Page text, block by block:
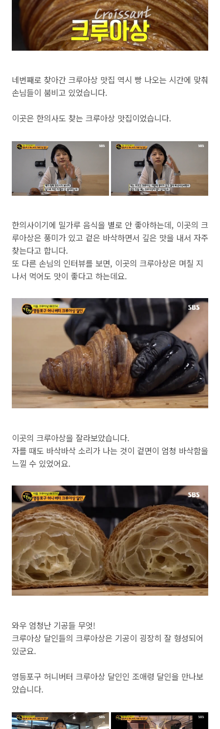
네번째로 찾아간 크루아상 맛집 역시 빵 나오는 시간에 맞춰
손님들이 붐비고 있었습니다.
이곳은 한의사도 찾는 크루아상 맛집이었습니다.
한의사이기에 밀가루 음식을 별로 안 좋아하는데, 이곳의 크
루아상은 풍미가 있고 겉은 바삭하면서 깊은 맛을 내서 자주
찾는다고 합니다.
또 다른 손님의 인터뷰를 보면, 이곳의 크루아상은 며칠 지
나서 먹어도 맛이 좋다고 하는데요.
이곳의 크루아상을 잘라보았습니다.
자를 때도 바삭바삭 소리가 나는 것이 겉면이 엄청 바삭함을
느낄 수 있었어요.
와우 엄청난 기공들 무엇!
크루아상 달인들의 크루아상은 기공이 굉장히 잘 형성되어
있군요.
영등포구 허니버터 크루아상 달인인 조애령 달인을 만나보
았습니다.